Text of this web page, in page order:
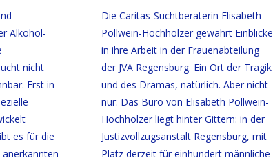
Alkohol-
nicht
Erst in
es für die
Die Caritas-Suchtberaterin Elisabeth
Pollwein-Hochholzer gewährt Einblicke
in ihre Arbeit in der Frauenabteilung
der JVA Regensburg. Ein Ort der Tragik
und des Dramas, natürlich. Aber nicht
nur. Das Büro von Elisabeth Pollwein-
Hochholzer liegt hinter Gittern: in der
Justizvollzugsanstalt Regensburg, mit
Platz derzeit für einhundert männliche